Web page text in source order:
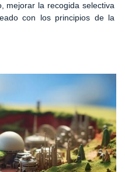
mejorar la recogida selectiva
con los principios de la